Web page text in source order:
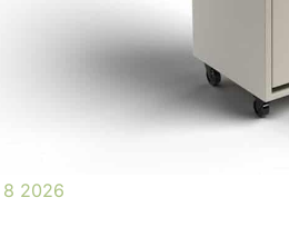
8 2026